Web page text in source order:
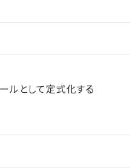
ルとして定式化する